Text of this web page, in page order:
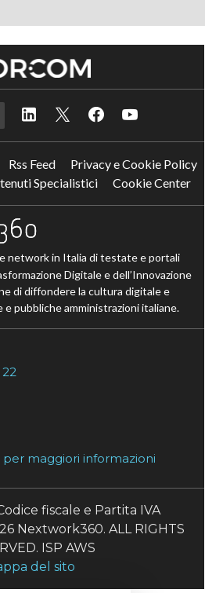
Rss Feed
Privacy e Cookie Policy
Specialistici
Cookie Center
network in Italia di testate e portali
Digitale e dell’Innovazione
di diffondere la cultura digitale e
pubbliche amministrazioni italiane.
maggiori informazioni
fiscale e Partita IVA
Nextwork360. ALL RIGHTS
ISP AWS
del sito